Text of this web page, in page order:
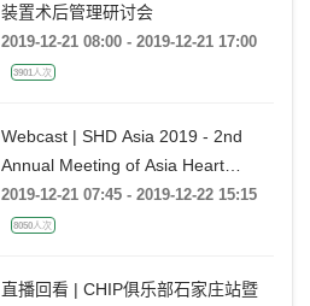
装置术后管理研讨会
2019-12-21 08:00 - 2019-12-21 17:00
3901人次
Webcast | SHD Asia 2019 - 2nd
Annual Meeting of Asia Heart
Structural & Valve Center
2019-12-21 07:45 - 2019-12-22 15:15
8050人次
直播回看 | CHIP俱乐部石家庄站暨